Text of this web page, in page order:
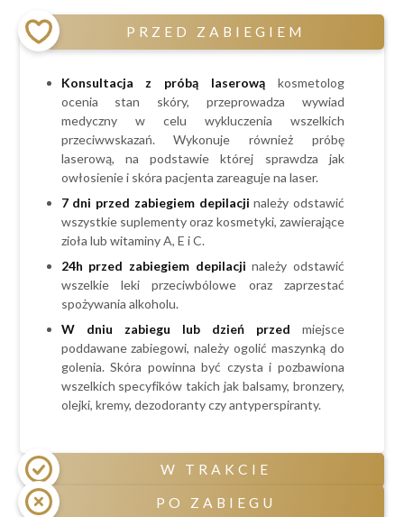
antydepresyjnych, psychotropowych,
hormonalnych, światłouczulających oraz
antybiotyków,
spożywanie alkoholu (na 24h przed zabiegiem)
Przeciwwskazania bezwzględne stałe:
przewlekłe choroby skóry np. bielactwo,
łuszczyca,
metalowe implanty lub stymulatory serca,
choroby nowotworowe,
zaburzenia krzepnięcia krwi,
tendencje do powstawanie przebrwień i
bliznowców.
PRZED ZABIEGIEM
Konsultacja z próbą laserową kosmetolog
ocenia stan skóry, przeprowadza wywiad
medyczny w celu wykluczenia wszelkich
przeciwwskazań. Wykonuje również próbę
laserową, na podstawie której sprawdza jak
owłosienie i skóra pacjenta zareaguje na laser.
7 dni przed zabiegiem depilacji należy odstawić
wszystkie suplementy oraz kosmetyki, zawierające
zioła lub witaminy A, E i C.
24h przed zabiegiem depilacji należy odstawić
wszelkie leki przeciwbólowe oraz zaprzestać
spożywania alkoholu.
W dniu zabiegu lub dzień przed miejsce
poddawane zabiegowi, należy ogolić maszynką do
golenia. Skóra powinna być czysta i pozbawiona
wszelkich specyfików takich jak balsamy, bronzery,
olejki, kremy, dezodoranty czy antyperspiranty.
W TRAKCIE
PO ZABIEGU